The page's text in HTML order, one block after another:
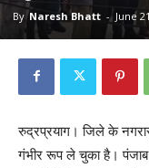
By Naresh Bhatt - June
रुद्रप्रयाग। जिले के
गंभीर रूप ले चुका है। पंजाब